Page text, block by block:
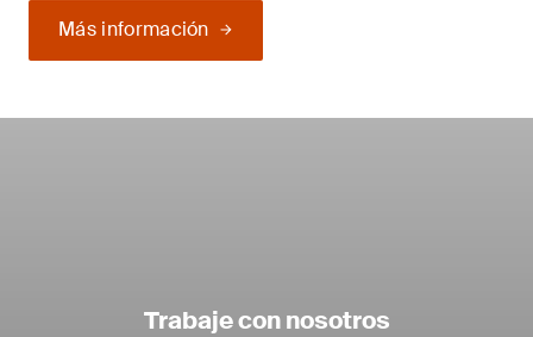
Más información
Trabaje con nosotros